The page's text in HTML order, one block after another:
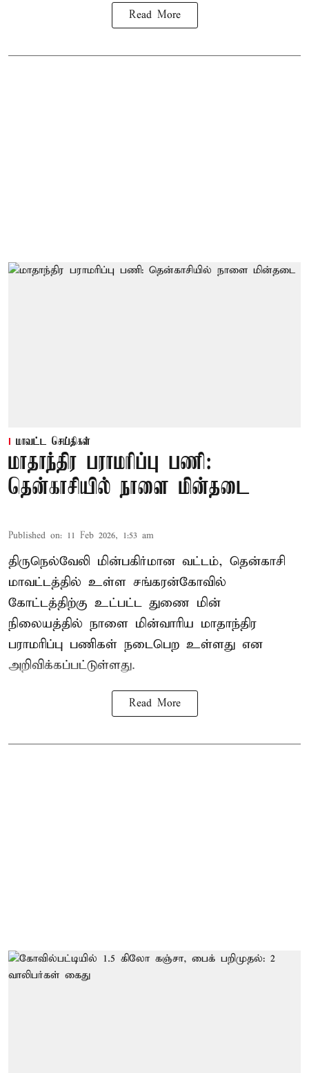
Read More
மாவட்ட செய்திகள்
மாதாந்திர பராமரிப்பு பணி:
தென்காசியில் நாளை மின்தடை
Published on: 11 Feb 2026, 1:53 am
திருநெல்வேலி மின்பகிர்மான வட்டம், தென்காசி
மாவட்டத்தில் உள்ள சங்கரன்கோவில்
கோட்டத்திற்கு உட்பட்ட துணை மின்
நிலையத்தில் நாளை மின்வாரிய மாதாந்திர
பராமரிப்பு பணிகள் நடைபெற உள்ளது என
அறிவிக்கப்பட்டுள்ளது.
Read More